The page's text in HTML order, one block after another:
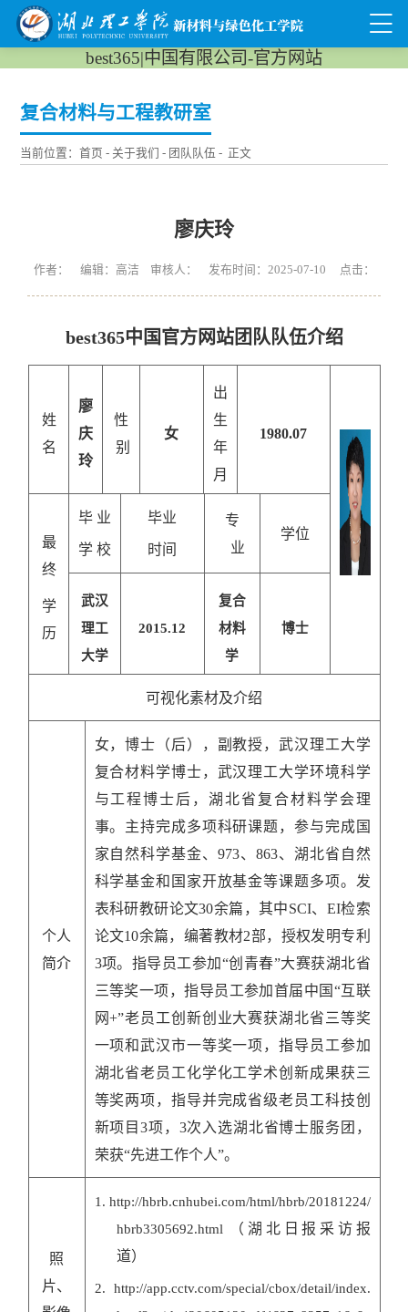
best365|中国有限公司-官方网站
复合材料与工程教研室
当前位置：首页 - 关于我们 - 团队队伍 - 正文
廖庆玲
作者： 编辑：高洁 审核人： 发布时间：2025-07-10 点击：
best365中国官方网站团队队伍介绍
姓
名
廖
庆
玲
性
别
女
出
生
年
月
1980.07
最
终
学
历
毕 业
学 校
毕业
时间
专
业
学位
武汉
理工
大学
2015.12
复合
材料
学
博士
可视化素材及介绍
个人
简介
女，博士（后），副教授，武汉理工大学
复合材料学博士，武汉理工大学环境科学
与工程博士后，湖北省复合材料学会理
事。主持完成多项科研课题，参与完成国
家自然科学基金、 973、 863、湖北省自然
科学基金和国家开放基金等课题多项。发
表科研教研论文30余篇，其中SCI、 EI检索
论文10余篇，编著教材2部，授权发明专利
3项。指导员工参加“创青春”大赛获湖北省
三等奖一项，指导员工参加首届中国“互联
网+”老员工创新创业大赛获湖北省三等奖
一项和武汉市一等奖一项，指导员工参加
湖北省老员工化学化工学术创新成果获三
等奖两项，指导并完成省级老员工科技创
新项目 3项 ， 3次入选湖北省博士服务团 ，
荣获“先进工作个人”。
照
片、
1. http://hbrb.cnhubei.com/html/hbrb/20181224/
hbrb3305692.html
（湖北日报 采访报
道）
2. http://app.cctv.com/special/cbox/detail/index.